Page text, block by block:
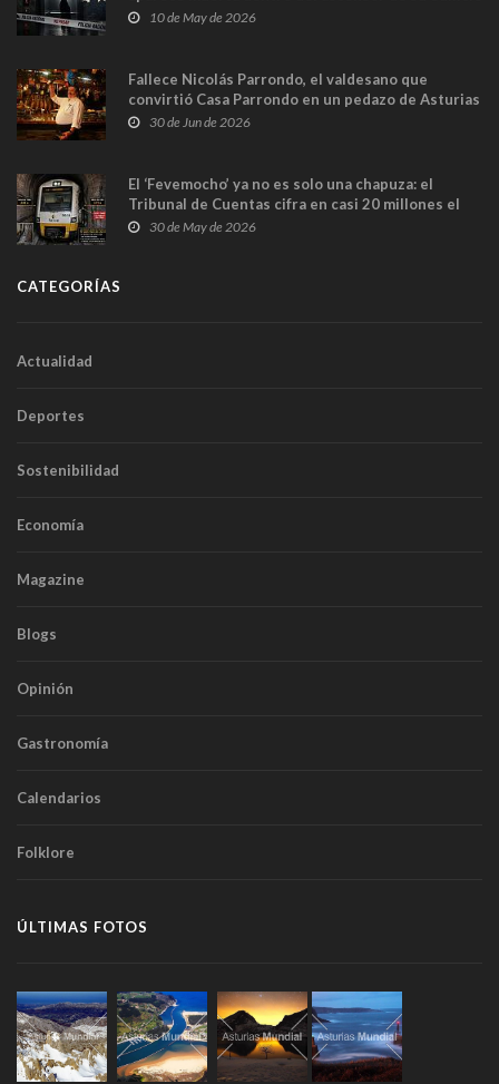
y las cámaras captan sus últimos minutos
10 de May de 2026
Fallece Nicolás Parrondo, el valdesano que
convirtió Casa Parrondo en un pedazo de Asturias
en Madrid
30 de Jun de 2026
El ‘Fevemocho’ ya no es solo una chapuza: el
Tribunal de Cuentas cifra en casi 20 millones el
sobrecoste de los trenes que no cabían por los
30 de May de 2026
CATEGORÍAS
Actualidad
Deportes
Sostenibilidad
Economía
Magazine
Blogs
Opinión
Gastronomía
Calendarios
Folklore
ÚLTIMAS FOTOS